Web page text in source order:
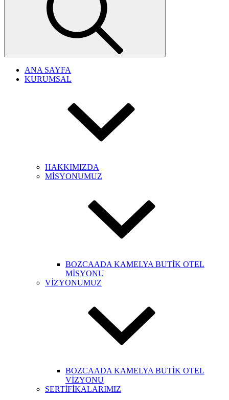
ANA SAYFA
KURUMSAL
HAKKIMIZDA
MİSYONUMUZ
BOZCAADA KAMELYA BUTİK OTEL
MİSYONU
VİZYONUMUZ
BOZCAADA KAMELYA BUTİK OTEL
VİZYONU
SERTİFİKALARIMIZ